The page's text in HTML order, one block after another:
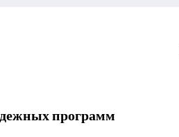
программ